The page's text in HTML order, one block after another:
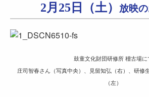
2月25日（土）
放映
鼓童文化財団研修所 稽古場に
庄司智春さん（写真中央）、見留知弘（右）、研修
（左）